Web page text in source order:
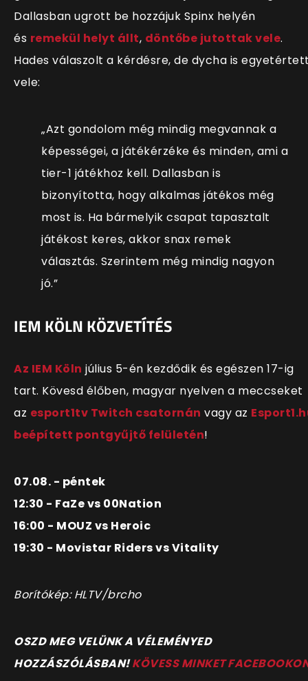
Dallasban ugrott be hozzájuk Spinx helyén
és remekül helyt állt, döntőbe jutottak vele.
Hades válaszolt a kérdésre, de dycha is
vele:
„Azt gondolom még mindig megvannak a
képességei, a játékérzéke és minden, ami a
tier-1 játékhoz kell. Dallasban is
bizonyította, hogy alkalmas játékos még
most is. Ha bármelyik csapat tapasztalt
játékost keres, akkor snax remek
választás. Szerintem még mindig nagyon
jó.”
IEM KÖLN KÖZVETÍTÉS
Az IEM Köln július 5-én kezdődik és egészen 17-ig
tart. Kövesd élőben, magyar nyelven a meccseket
az esport1tv Twitch csatornán vagy az
beépített pontgyűjtő felületén!
07.08. - péntek
12:30 - FaZe vs 00Nation
16:00 - MOUZ vs Heroic
19:30 - Movistar Riders vs Vitality
Borítókép: HLTV/brcho
OSZD MEG VELÜNK A VÉLEMÉNYED
HOZZÁSZÓLÁSBAN!KÖVESS MINKET